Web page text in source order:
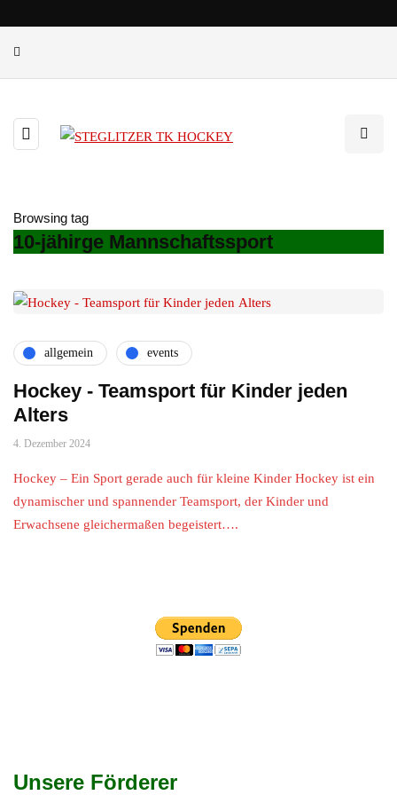
Browsing tag
10-jähirge Mannschaftssport
allgemein events
Hockey - Teamsport für Kinder jeden
Alters
4. Dezember 2024
Hockey – Ein Sport gerade auch für kleine Kinder Hockey ist ein
dynamischer und spannender Teamsport, der Kinder und
Erwachsene gleichermaßen begeistert….
Unsere Förderer